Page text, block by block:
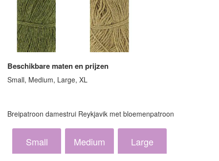
Beschikbare maten en prijzen
Small, Medium, Large, XL
Breipatroon damestrui Reykjavik met bloemenpatroon
Small Medium Large